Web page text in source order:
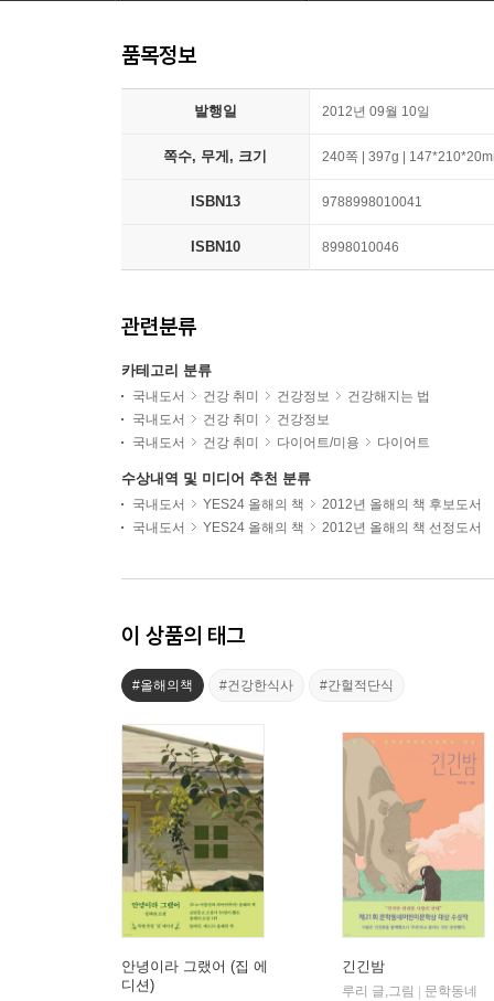
품목정보
발행일 2012년 09월 10일
쪽수, 무게, 크기 240쪽 | 397g |
ISBN13 9788998010041
ISBN10 8998010046
관련분류
카테고리 분류
국내도서 건강 취미 건강정보
건강해지는 법
국내도서
건강 취미
건강정보
국내도서
건강 취미 다이어트/미용 다이어트
수상내역 및 미디어 추천 분류
국내도서 YES24 올해의 책
2012년 올해의 책 후보도서
국내도서
YES24 올해의 책 2012년 올해의 책 선정도서
이 상품의 태그
#올해의책 #건강한식사 #간헐적단식
안녕이라 그랬어 (집 에
디션)
긴긴밤
루리 글,그림
문학동네